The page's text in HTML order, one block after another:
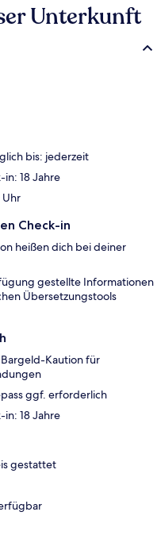
Unterkunft
bis: jederzeit
18 Jahre
Uhr
Check-in
heißen dich bei deiner
gestellte Informationen
Übersetzungstools
Kaution für
ggf. erforderlich
18 Jahre
gestattet